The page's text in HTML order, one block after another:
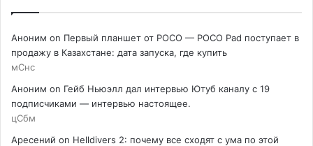
Аноним on Первый планшет от POCO — POCO Pad поступает в
продажу в Казахстане: дата запуска, где купить
мСнс
Аноним on Гейб Ньюэлл дал интервью Ютуб каналу с 19
подписчиками — интервью настоящее.
цСбм
Аресений on Helldivers 2: почему все сходят с ума по этой